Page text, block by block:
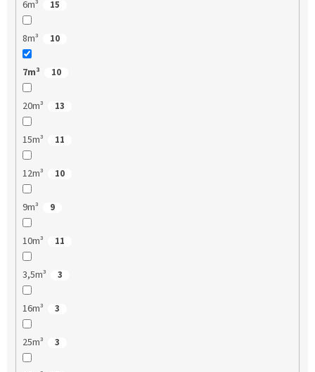
6m³ 15
8m³ 10
7m³ 10
20m³ 13
15m³ 11
12m³ 10
9m³ 9
10m³ 11
3,5m³ 3
16m³ 3
25m³ 3